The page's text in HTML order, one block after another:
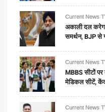
Current News
अकाली दल
समर्थन, BJP
Current News
MBBS सीटों
मेडिकल सीटें,
Current News